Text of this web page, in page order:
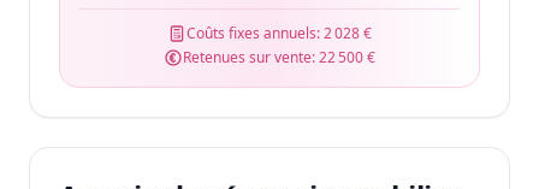
Coûts fixes annuels:2 028 €
Retenues sur vente:22 500 €